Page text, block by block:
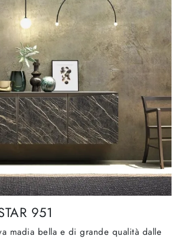
951
madia bella e di grande qualità dalle